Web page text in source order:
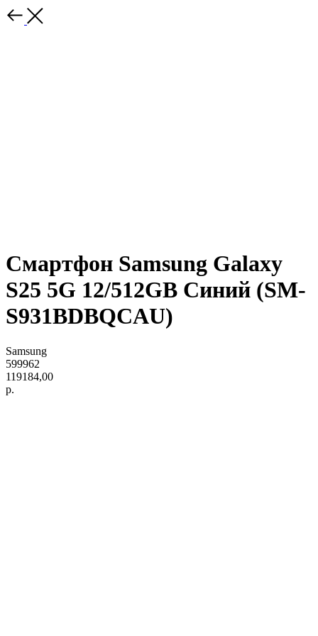
Смартфон Samsung Galaxy
S25 5G 12/512GB Синий (SM-
S931BDBQCAU)
Samsung
599962
119184,00
р.